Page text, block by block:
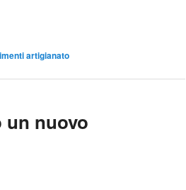
artigianato
un nuovo